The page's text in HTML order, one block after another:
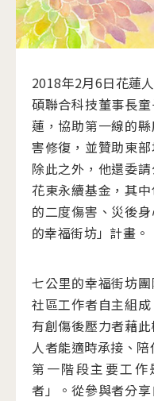
2018年2月6日花蓮
碩聯合科技董事長
蓮，協助第一線的
害修復，並贊助東
除此之外，他還委
花東永續基金，其
的二度傷害、災後
的幸福街坊」計畫。
七公里的幸福街坊
社區工作者自主組
有創傷後壓力者藉
人者能適時承接、
第一階段主要工
者」。從參與者分